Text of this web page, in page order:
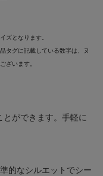
ズとなります。
タグに記載している数字は、ヌ
ざいます。
ができます。手軽に
的なシルエットでシー